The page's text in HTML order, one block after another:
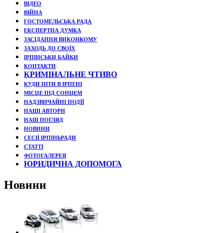
ВІДЕО
ВІЙНА
ГОСТОМЕЛЬСЬКА РАДА
ЕКСПЕРТНА ДУМКА
ЗАСІДАННЯ ВИКОНКОМУ
ЗАХОДЬ ДО СВОЇХ
ІРПІНСЬКИ БАЙКИ
КОНТАКТИ
КРИМІНАЛЬНЕ ЧТИВО
КУДИ ПІТИ В ІРПЕНІ
МІСЦЕ ПІД СОНЦЕМ
НАДЗВИЧАЙНІ ПОДЇЇ
НАШІ АВТОРИ
НАШ ПОГЛЯД
НОВИНИ
СЕСІЇ ІРПІНЬРАДИ
СТАТТІ
ФОТОГАЛЕРЕЯ
ЮРИДИЧНА ДОПОМОГА
Новини